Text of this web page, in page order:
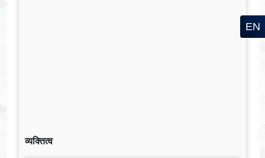
व्यक्तित्व
EN